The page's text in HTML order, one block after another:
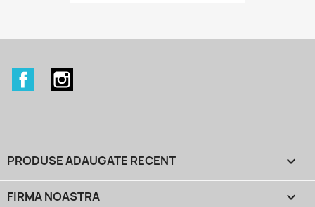
Facebook
PRODUSE ADAUGATE RECENT 
FIRMA NOASTRA 